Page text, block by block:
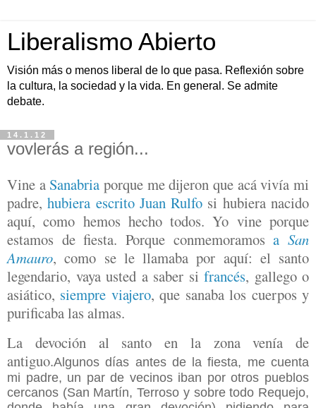
Liberalismo Abierto
Visión más o menos liberal de lo que pasa. Reflexión sobre
la cultura, la sociedad y la vida. En general. Se admite
debate.
14.1.12
vovlerás a región...
Vine a Sanabria porque me dijeron que acá vivía mi
padre,hubiera escrito Juan Rulfo si hubiera nacido
aquí, como hemos hecho todos. Yo vine porque
estamos de fiesta. Porque conmemoramosaSan
Amauro, como se le llamaba por aquí: el santo
legendario, vaya usted a saber si francés, gallego o
asiático, siempre viajero, que sanaba los cuerpos y
purificaba las almas.
La devoción al santo en la zona venía de
antiguo.Algunos días antes de la fiesta, me cuenta
mi padre, un par de vecinos iban por otros pueblos
cercanos (San Martín, Terroso y sobre todo Requejo,